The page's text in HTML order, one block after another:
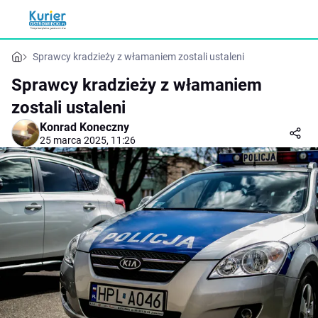
Sprawcy kradzieży z włamaniem zostali ustaleni
Sprawcy kradzieży z włamaniem
zostali ustaleni
Konrad Koneczny
25 marca 2025, 11:26